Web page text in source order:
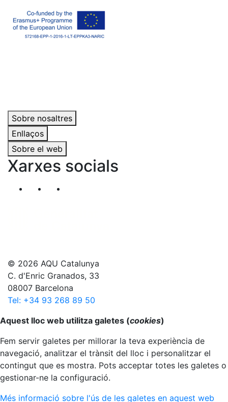
Sobre nosaltres
Enllaços
Sobre el web
Xarxes socials
Segueix-nos al nostre canal de Twitter
© 2026 AQU Catalunya
C. d'Enric Granados, 33
08007 Barcelona
Tel: +34 93 268 89 50
Anar al principi
Aquest lloc web utilitza galetes (cookies)
Fem servir galetes per millorar la teva experiència de
navegació, analitzar el trànsit del lloc i personalitzar el
contingut que es mostra. Pots acceptar totes les galetes o
gestionar-ne la configuració.
Més informació sobre l'ús de les galetes en aquest web